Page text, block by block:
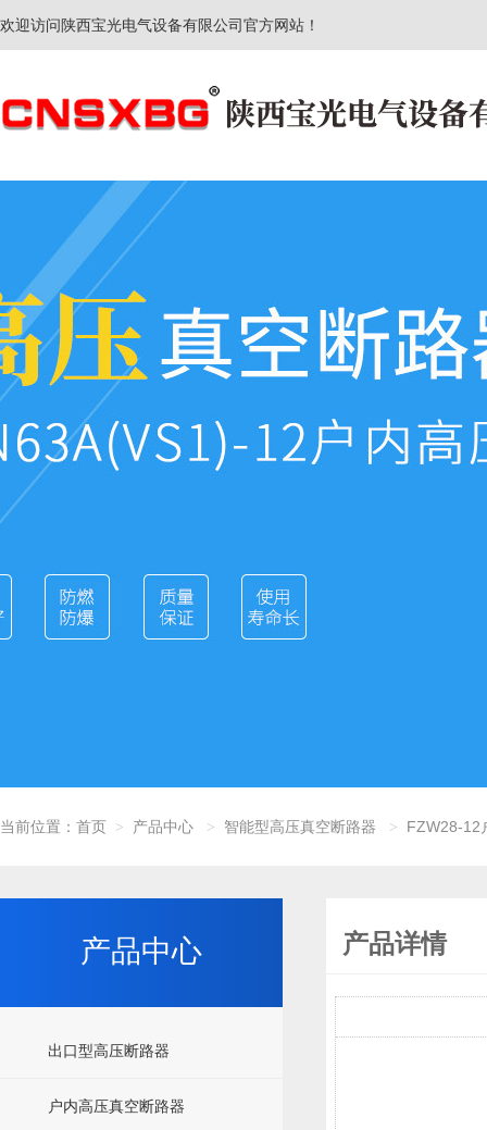
欢迎访问陕西宝光电气设备有限公司官方网站！
当前位置： 首页 > 产品中心 > 智能型高压真空断路器 > FZW28-12
产品中心
出口型高压断路器
户内高压真空断路器
产品详情